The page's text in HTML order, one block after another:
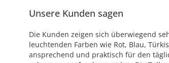
Unsere Kunden sagen
Die Kunden zeigen sich überwiegend
leuchtenden Farben wie Rot, Blau,
ansprechend und praktisch für den